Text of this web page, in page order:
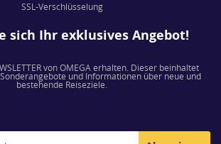
SSL-Verschlüsselung
sich Ihr exklusives Angebot!
von OMEGA erhalten. Dieser beinhaltet
und Informationen über neue und
bestehende Reiseziele.